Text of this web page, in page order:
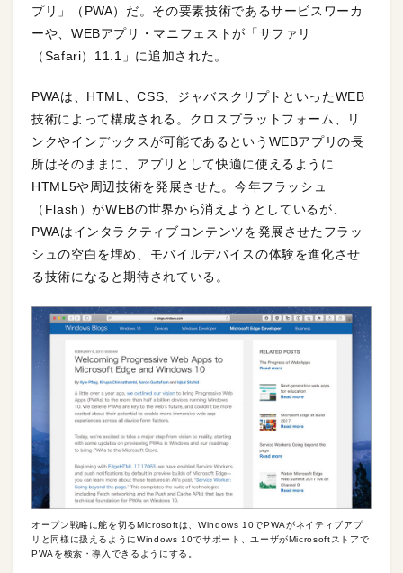
プリ」（PWA）だ。その要素技術であるサービスワーカ
ーや、WEBアプリ・マニフェストが「サファリ
（Safari）11.1」に追加された。
PWAは、HTML、CSS、ジャバスクリプトといったWEB
技術によって構成される。クロスプラットフォーム、リ
ンクやインデックスが可能であるというWEBアプリの長
所はそのままに、アプリとして快適に使えるように
HTML5や周辺技術を発展させた。今年フラッシュ
（Flash）がWEBの世界から消えようとしているが、
PWAはインタラクティブコンテンツを発展させたフラッ
シュの空白を埋め、モバイルデバイスの体験を進化させ
る技術になると期待されている。
オープン戦略に舵を切るMicrosoftは、Windows 10でPWAがネイティブアプ
リと同様に扱えるようにWindows 10でサポート、ユーザがMicrosoftストアで
PWAを検索・導入できるようにする。